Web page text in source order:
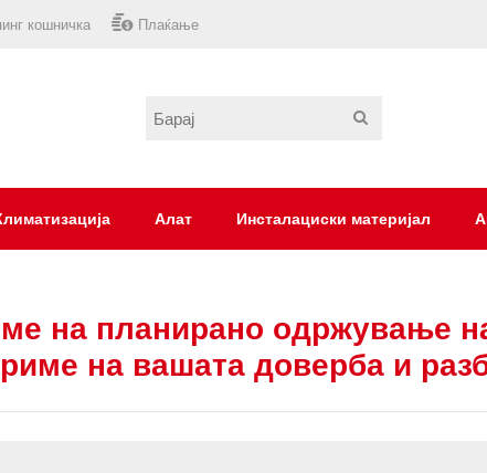
кошничка Плаќање
Алат Инсталациски материјал
на планирано одржување
на вашата доверба и